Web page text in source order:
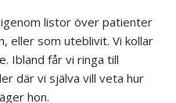
listor över patienter
eller som uteblivit. Vi kollar
Ibland får vi ringa till
där vi själva vill veta hur
hon.